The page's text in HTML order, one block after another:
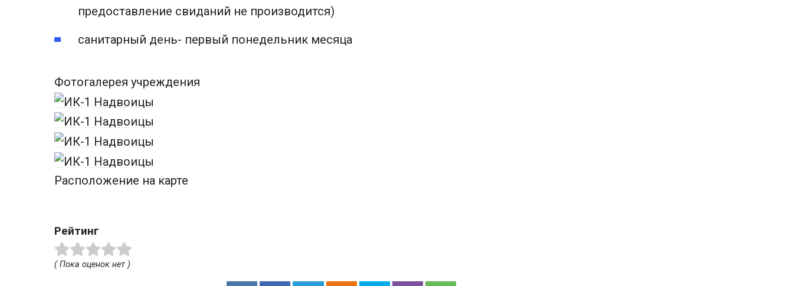
предоставление свиданий не производится)
санитарный день- первый понедельник месяца
Фотогалерея учреждения
Расположение на карте
Рейтинг
( Пока оценок нет )